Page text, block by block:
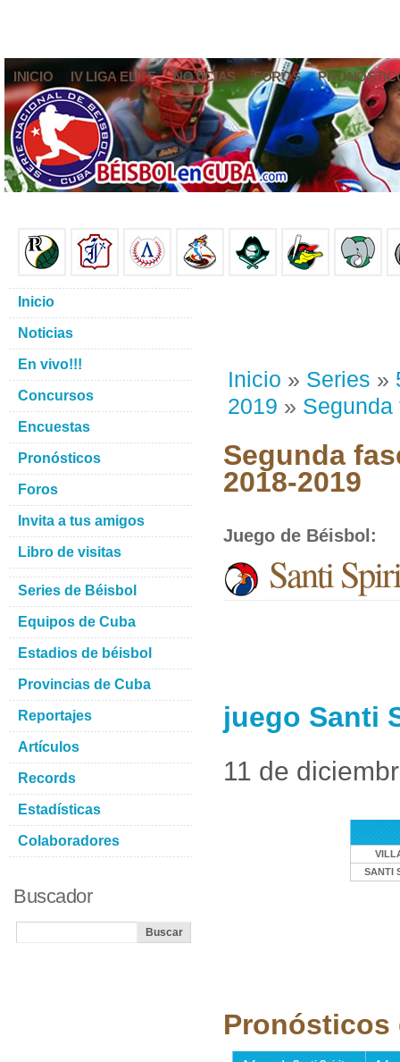
INICIO IV LIGA ELITE NOTICIAS FOROS
Inicio » Series »
2019 » Segunda
Segunda
2018-2019
Juego de Béisbol :
Santi
juego Santi
11 de
SANTI
Pronósticos
Inicio
Noticias
En vivo!!!
Concursos
Encuestas
Pronósticos
Foros
Invita a tus amigos
Libro de visitas
Series de Béisbol
Equipos de Cuba
Estadios de béisbol
Provincias de Cuba
Reportajes
Artículos
Records
Estadísticas
Colaboradores
Buscador